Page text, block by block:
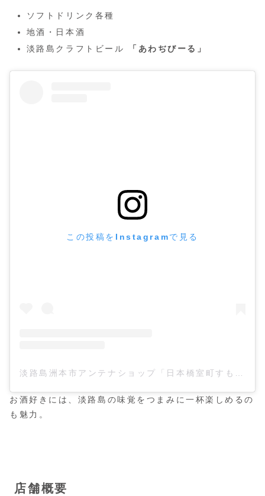
ソフトドリンク各種
地酒・日本酒
淡路島クラフトビール
「あわぢびーる」
この投稿をInstagramで見る
お酒好きには、淡路島の味覚をつまみに一杯楽しめるの
も魅力。
店舗概要